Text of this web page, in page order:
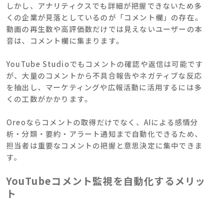
しかし、アナリティクスでも詳細が把握できないため多
くの企業が見落としているのが「コメント欄」の存在。
動画の再生数や高評価数だけでは見えないユーザーの本
音は、コメント欄に集まります。
YouTube Studioでもコメントの確認や返信は可能です
が、大量のコメントから不具合報告やネガティブな反応
を抽出し、マーケティングや広報活動に活用するには多
くの工数がかかります。
Oreoならコメントの取得だけでなく、AIによる感情分
析・分類・要約・アラート通知まで自動化できるため、
担当者は重要なコメントの把握と意思決定に集中できま
す。
YouTubeコメント監視を自動化するメリッ
ト